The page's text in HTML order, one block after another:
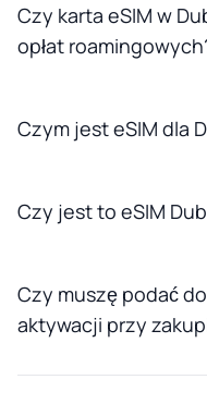
Czy karta eSIM w
opłat
Czym jest eSIM dla
Czy jest to eSIM
Czy muszę podać
aktywacji przy